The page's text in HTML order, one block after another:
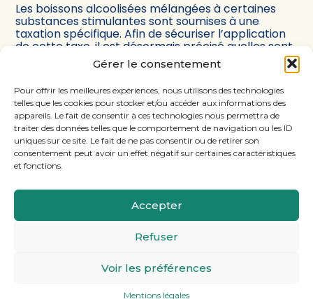
Gérer le consentement
Pour offrir les meilleures expériences, nous utilisons des technologies
telles que les cookies pour stocker et/ou accéder aux informations des
appareils. Le fait de consentir à ces technologies nous permettra de
traiter des données telles que le comportement de navigation ou les ID
uniques sur ce site. Le fait de ne pas consentir ou de retirer son
consentement peut avoir un effet négatif sur certaines caractéristiques
et fonctions.
Accepter
Refuser
Voir les préférences
Mentions légales
Les boissons alcoolisées mélangées à certaines
substances stimulantes sont soumises à une
taxation spécifique. Afin de sécuriser l’application
de cette taxe, il est désormais précisé quelles sont
exactement les substances concernées. On fait le
Navigation
actualités
1 2 … 34 >
Footer
11, rue Laugier, 75017 PARIS
MENTIONS LÉGALES